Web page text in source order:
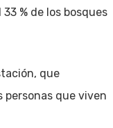
% de los bosques
que
personas que viven